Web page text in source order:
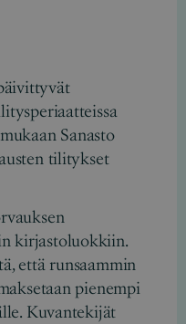
Sanasto
tilitykset
kirjastoluokkiin.
että runsaammin
pienempi
Kuvantekijät